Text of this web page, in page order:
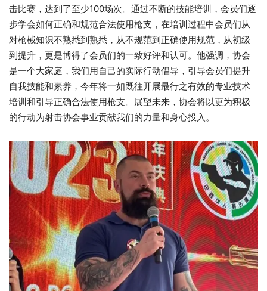
击比赛，达到了至少100场次。通过不断的技能培训，会员们逐
步学会如何正确和规范合法使用枪支，在培训过程中会员们从
对枪械知识不熟悉到熟悉，从不规范到正确使用规范，从初级
到提升，更是博得了会员们的一致好评和认可。他强调，协会
是一个大家庭，我们用自己的实际行动倡导，引导会员们提升
自我技能和素养，今年将一如既往开展最行之有效的专业技术
培训和引导正确合法使用枪支。展望未来，协会将以更为积极
的行动为射击协会事业贡献我们的力量和身心投入。